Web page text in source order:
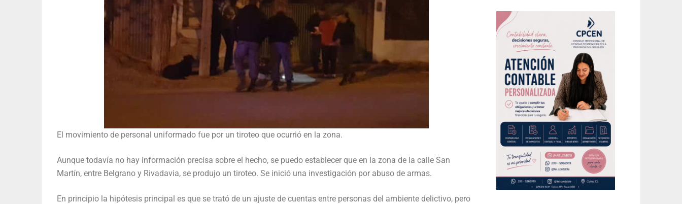
El movimiento de personal uniformado fue por un tiroteo que ocurrió en la zona.
Aunque todavía no hay información precisa sobre el hecho, se puedo establecer que en la zona de la calle San
Martín, entre Belgrano y Rivadavia, se produjo un tiroteo. Se inició una investigación por abuso de armas.
En principio la hipótesis principal es que se trató de un ajuste de cuentas entre personas del ambiente delictivo, pero